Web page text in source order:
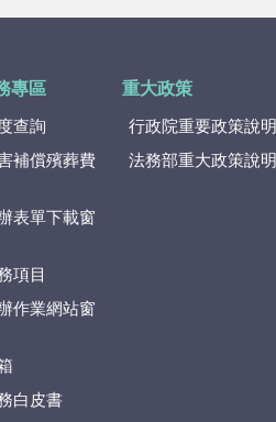
專區
查詢
補償殯葬費
表單下載窗
項目
作業網站窗
白皮書
重大政策
行政院重要政策說明
法務部重大政策說明